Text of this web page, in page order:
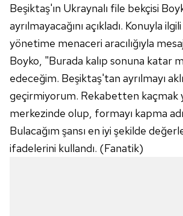
Beşiktaş'ın Ukraynalı file bekçisi
ayrılmayacağını açıkladı. Konuyla
yönetime menaceri aracılığıyla
Boyko, "Burada kalıp sonuna katar
edeceğim. Beşiktaş'tan ayrılmayı
geçirmiyorum. Rekabetten kaçmak
merkezinde olup, formayı kapma
Bulacağım şansı en iyi şekilde
ifadelerini kullandı. (Fanatik)